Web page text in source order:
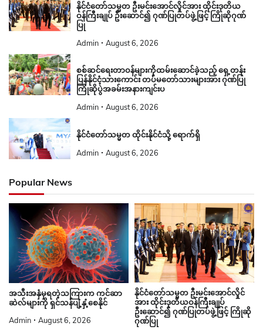
နိုင်ငံတော်သမ္မတ ဦးမင်းအောင်လှိုင်အား ထိုင်းဒုတိယ
ဝန်ကြီးချုပ် ဦးဆောင်၍ ဂုဏ်ပြုတပ်ဖွဲ့ဖြင့် ကြိုဆိုဂုဏ်
ပြု
Admin August 6, 2026
စစ်ဆင်ရေးတာဝန်များကိုထမ်းဆောင်ခဲ့သည့် ရှေ့တန်း
ပြန်နိုင်ငံ့သားကောင်း တပ်မတော်သားများအား ဂုဏ်ပြု
ကြိုဆိုပွဲအခမ်းအနားကျင်းပ
Admin August 6, 2026
နိုင်ငံတော်သမ္မတ ထိုင်းနိုင်ငံသို့ ရောက်ရှိ
Admin August 6, 2026
Popular News
အသီးအနှံမှရတဲ့သကြားက ကင်ဆာ
ဆဲလ်များကို ရှင်သန်ပျံ့နှံ့စေနိုင်
Admin August 6, 2026
နိုင်ငံတော်သမ္မတ ဦးမင်းအောင်လှိုင်
အား ထိုင်းဒုတိယဝန်ကြီးချုပ်
ဦးဆောင်၍ ဂုဏ်ပြုတပ်ဖွဲ့ဖြင့် ကြိုဆို
ဂုဏ်ပြု